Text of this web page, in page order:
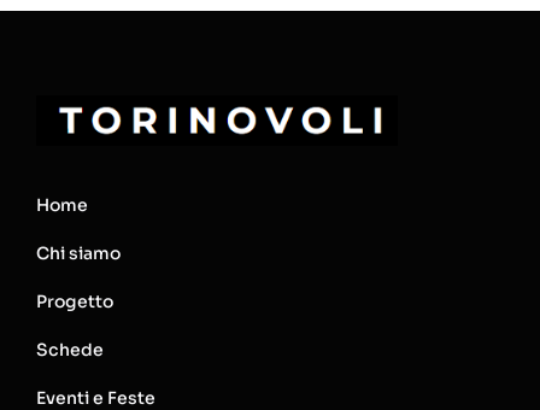
Home
Chi siamo
Progetto
Schede
Eventi e Feste